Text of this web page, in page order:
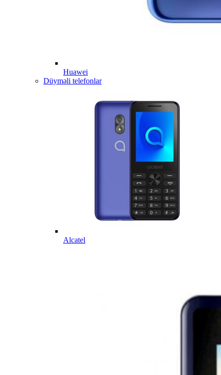
Huawei
Düyməli telefonlar
Alcatel